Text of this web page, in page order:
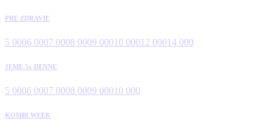
PRE ZDRAVIE
5 0006 0007 0008 0009 00010 00012 00014 000
JEME 3x DENNE
5 0006 0007 0008 0009 00010 000
KOMBI WEEK